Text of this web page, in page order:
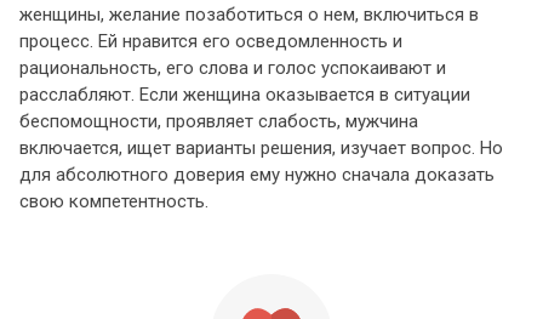
женщины, желание позаботиться о нем, включиться в
процесс. Ей нравится его осведомленность и
рациональность, его слова и голос успокаивают и
расслабляют. Если женщина оказывается в ситуации
беспомощности, проявляет слабость, мужчина
включается, ищет варианты решения, изучает вопрос. Но
для абсолютного доверия ему нужно сначала доказать
свою компетентность.